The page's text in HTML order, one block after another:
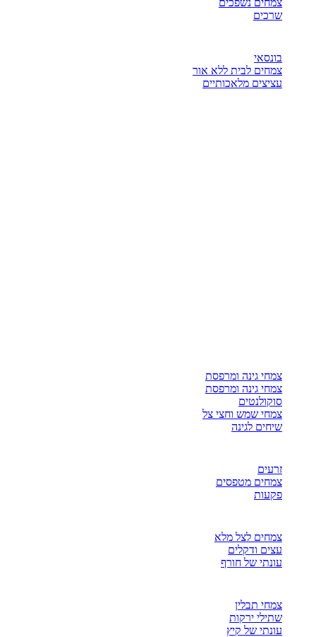
צמחים נשפכים
שרכים
בונסאי
צמחים לבית ללא אור
עציצים מלאכותיים
צמחי גינה ומרפסת
צמחי גינה ומרפסת
סוקולנטים
צמחי שמש וחצי צל
שיחים לגינה
זרעים
צמחים מטפסים
פקעות
צמחים לצל מלא
עצים ודקלים
עונתי של חורף
צמחי תבלין
שתילי ירקות
עונתי של קיץ